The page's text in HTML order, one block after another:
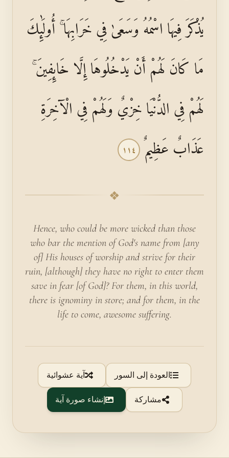
يُذْكَرَ فِيهَا اسْمُهُ وَسَعَىٰ فِي خَرَابِهَا ۚ أُولَٰئِكَ
مَا كَانَ لَهُمْ أَنْ يَدْخُلُوهَا إِلَّا خَائِفِينَ ۚ
لَهُمْ فِي الدُّنْيَا خِزْيٌ وَلَهُمْ فِي الْآخِرَةِ
عَذَابٌ عَظِيمٌ ١١٤
❖
Hence, who could be more wicked than those
who bar the mention of God's name from [any
of] His houses of worship and strive for their
ruin, [although] they have no right to enter them
save in fear [of God]? For them, in this world,
there is ignominy in store; and for them, in the
life to come, awesome suffering.
العودة إلى السور آية عشوائية
مشاركة إنشاء صورة آية